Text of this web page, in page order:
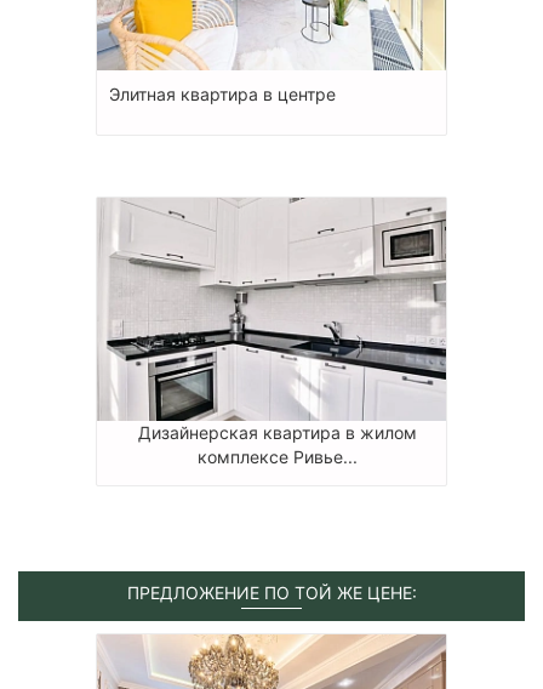
Элитная квартира в центре
Дизайнерская квартира в жилом
комплексе Ривье...
ПРЕДЛОЖЕНИЕ ПО ТОЙ ЖЕ ЦЕНЕ: